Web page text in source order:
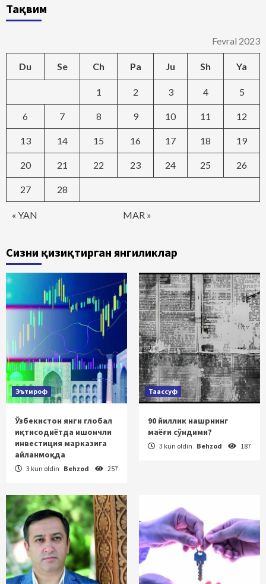
Тақвим
Fevral 2023
Du Se Ch Pa Ju Sh Ya
« YAN MAR »
1 2 3 4 5
6 7 8 9 10 11 12
13 14 15 16 17 18 19
20 21 22 23 24 25 26
27 28
Сизни қизиқтирган янгиликлар
Эътироф
Ўзбекистон янги глобал
иқтисодиётда ишончли
инвестиция марказига
айланмоқда
3 kun oldin Behzod 257
Таассуф
90 йиллик нашрнинг
маёғи сўндими?
3 kun oldin Behzod 187